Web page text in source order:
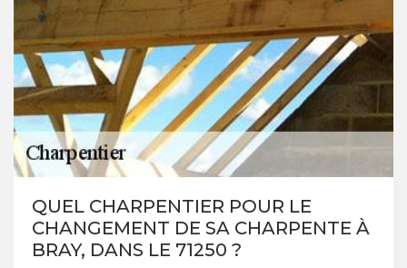
QUEL CHARPENTIER POUR LE
CHANGEMENT DE SA CHARPENTE À
BRAY, DANS LE 71250 ?